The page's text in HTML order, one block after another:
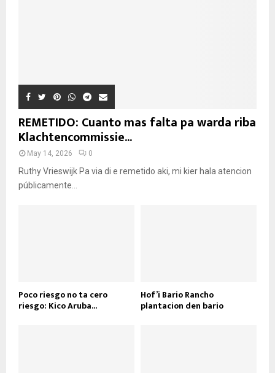
REMETIDO: Cuanto mas falta pa warda riba
Klachtencommissie...
May 14, 2026 0
Ruthy Vrieswijk Pa via di e remetido aki, mi kier hala atencion
públicamente...
Poco riesgo no ta cero
riesgo: Kico Aruba...
Hof’i Bario Rancho
plantacion den bario